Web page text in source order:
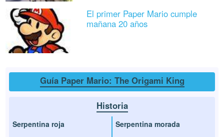
El primer Paper Mario cumple
mañana 20 años
Guía Paper Mario: The Origami King
Historia
Serpentina roja
Serpentina morada